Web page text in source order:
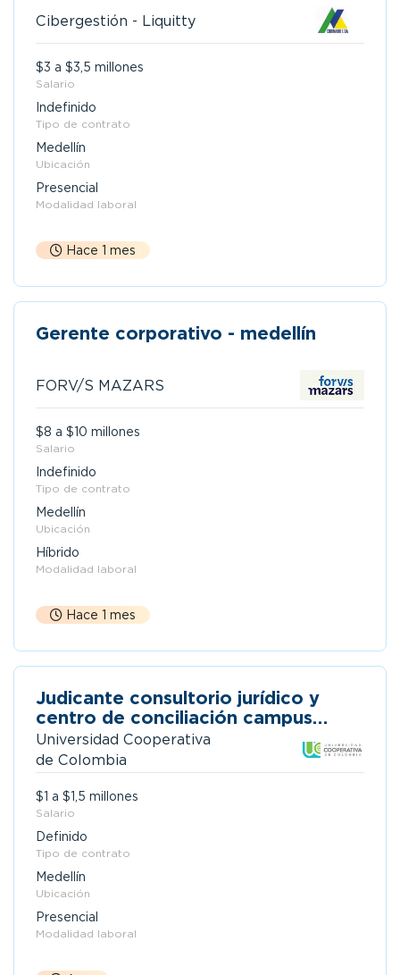
Cibergestión - Liquitty
$3 a $3,5 millones
Salario
Indefinido
Tipo de contrato
Medellín
Ubicación
Presencial
Modalidad laboral
Hace 1 mes
Gerente corporativo - medellín
FORV/S MAZARS
$8 a $10 millones
Salario
Indefinido
Tipo de contrato
Medellín
Ubicación
Híbrido
Modalidad laboral
Hace 1 mes
Judicante consultorio jurídico y
centro de conciliación campus
medellín
Universidad Cooperativa
de Colombia
$1 a $1,5 millones
Salario
Definido
Tipo de contrato
Medellín
Ubicación
Presencial
Modalidad laboral